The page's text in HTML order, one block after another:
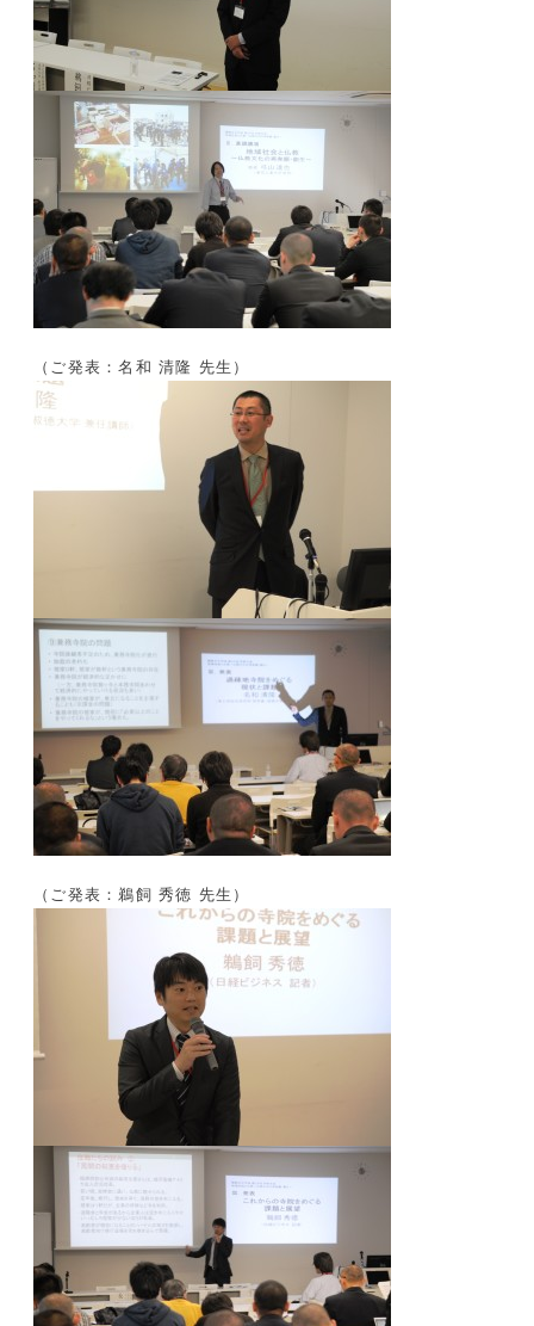
（ご発表：名和 清隆 先生）
（ご発表：鵜飼 秀徳 先生）